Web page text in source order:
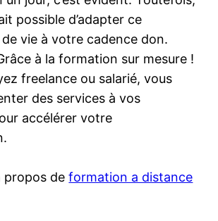
possible d’adapter ce
vie à votre cadence don.
à la formation sur mesure !
freelance ou salarié, vous
des services à vos
accélérer votre
propos deformation a distance